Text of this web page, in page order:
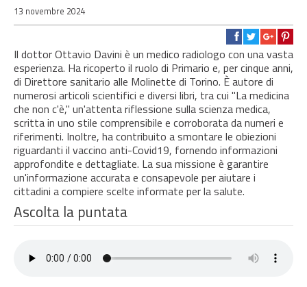
13 novembre 2024
Il dottor Ottavio Davini è un medico radiologo con una vasta
esperienza. Ha ricoperto il ruolo di Primario e, per cinque anni,
di Direttore sanitario alle Molinette di Torino. È autore di
numerosi articoli scientifici e diversi libri, tra cui "La medicina
che non c'è," un'attenta riflessione sulla scienza medica,
scritta in uno stile comprensibile e corroborata da numeri e
riferimenti. Inoltre, ha contribuito a smontare le obiezioni
riguardanti il vaccino anti-Covid19, fornendo informazioni
approfondite e dettagliate. La sua missione è garantire
un'informazione accurata e consapevole per aiutare i
cittadini a compiere scelte informate per la salute.
Ascolta la puntata